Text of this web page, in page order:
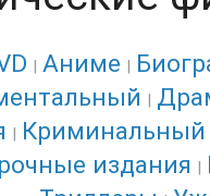
Аниме
Криминальный
издания